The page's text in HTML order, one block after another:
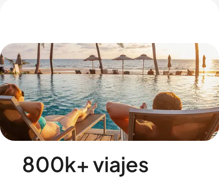
800k+ viajes